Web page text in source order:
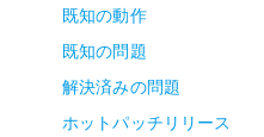
既知の動作
既知の問題
解決済みの問題
ホットパッチリリース